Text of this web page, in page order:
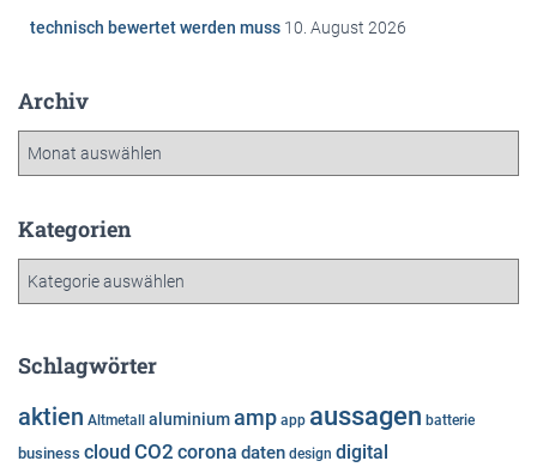
technisch bewertet werden muss 10. August 2026
Archiv
h
Kategorien
g
r
i
Schlagwörter
aktien Altmetall aluminiumamp app aussagen batterie
business cloud CO2 corona daten design digital